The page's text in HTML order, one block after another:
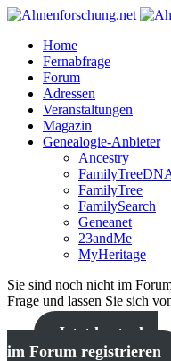
Home
Fernabfrage
Forum
Adressen
Veranstaltungen
Magazin
Genealogie-Anbieter
Ancestry
FamilyTree
FamilySearch
Geneanet
23andMe
MyHeritage
Sie sind noch nicht im
Frage und lassen Sie sich
Jetzt kostenlos
im Forum registrieren